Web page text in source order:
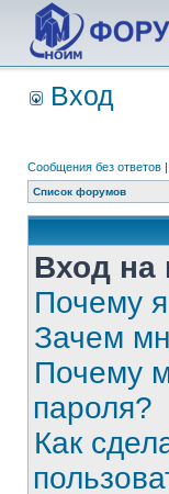
Вход
Сообщения без ответов |
Список форумов
Вход на
Почему
Зачем
Почему
пароля?
Как